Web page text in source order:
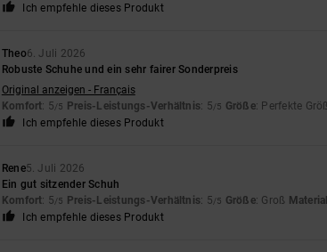
Ich empfehle dieses Produkt
Theo6. Juli 2026
Robuste Schuhe und ein sehr fairer Sonderpreis
Original anzeigen - Français
Komfort: 5/5 Preis-Leistungs-Verhältnis: 5/5 Größe: Perfekte
Ich empfehle dieses Produkt
Rene5. Juli 2026
Ein gut sitzender Schuh
Komfort: 5/5 Preis-Leistungs-Verhältnis: 5/5 Größe: Groß Material
Ich empfehle dieses Produkt